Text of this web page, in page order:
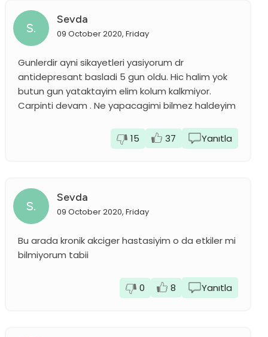
S.
Sevda
09 October 2020, Friday
Gunlerdir ayni sikayetleri yasiyorum dr
antidepresant basladi 5 gun oldu. Hic halim yok
butun gun yataktayim elim kolum kalkmiyor.
Carpinti devam . Ne yapacagimi bilmez haldeyim
15 37 Yanıtla
S.
Sevda
09 October 2020, Friday
Bu arada kronik akciger hastasiyim o da etkiler mi
bilmiyorum tabii
0 8 Yanıtla